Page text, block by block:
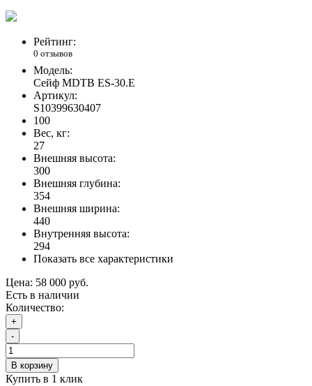
Рейтинг:
0 отзывов
Модель:
Сейф MDTB ES-30.Е
Артикул:
S10399630407
100
Вес, кг:
27
Внешняя высота:
300
Внешняя глубина:
354
Внешняя ширина:
440
Внутренняя высота:
294
Показать все характеристики
Цена: 58 000 руб.
Есть в наличии
Количество:
+
-
В корзину
Купить в 1 клик